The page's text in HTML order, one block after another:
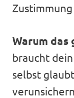
Warum
braucht
selbst